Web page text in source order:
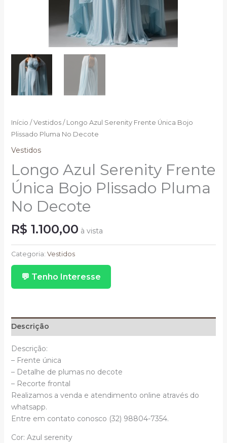
Início / Vestidos/ Longo Azul Serenity Frente Única Bojo
Plissado Pluma No Decote
Vestidos
Longo Azul Serenity Frente
Única Bojo Plissado Pluma
No Decote
R$ 1.100,00 à vista
Longo
Azul
Serenity
Frente
Única
Pluma
No
Decote
quantidade
Categoria: Vestidos
💬 Tenho Interesse
Descrição
Descrição:
– Frente única
– Detalhe de plumas no decote
– Recorte frontal
Realizamos a venda e atendimento online através do
whatsapp.
Entre em contato conosco (32) 98804-7354.
Cor: Azul serenity